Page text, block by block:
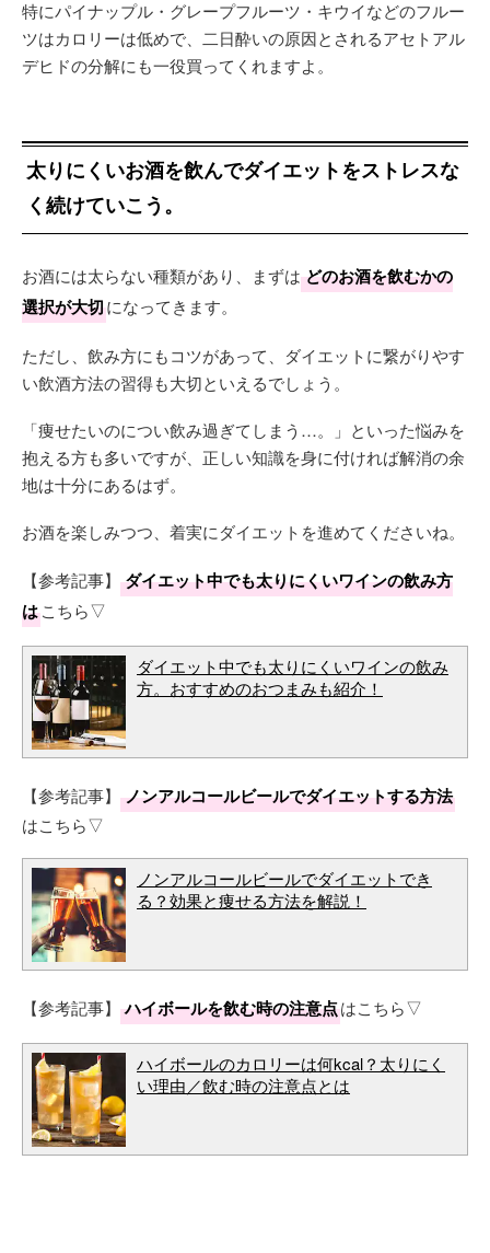
特にパイナップル・グレープフルーツ・キウイなどのフルー
ツはカロリーは低めで、二日酔いの原因とされるアセトアル
デヒドの分解にも一役買ってくれますよ。
太りにくいお酒を飲んでダイエットをストレスな
く続けていこう。
お酒には太らない種類があり、まずは どのお酒を飲むかの
選択が大切になってきます。
ただし、飲み方にもコツがあって、ダイエットに繋がりやす
い飲酒方法の習得も大切といえるでしょう。
「痩せたいのについ飲み過ぎてしまう…。」といった悩みを
抱える方も多いですが、正しい知識を身に付ければ解消の余
地は十分にあるはず。
お酒を楽しみつつ、着実にダイエットを進めてくださいね。
【参考記事】
ダイエット中でも太りにくいワインの飲み方
はこちら▽
ダイエット中でも太りにくいワインの飲み
方。おすすめのおつまみも紹介！
【参考記事】 ノンアルコールビールでダイエットする方法
はこちら▽
ノンアルコールビールでダイエットでき
る？効果と痩せる方法を解説！
【参考記事】 ハイボールを飲む時の注意点はこちら▽
ハイボールのカロリーは何kcal？太りにく
い理由／飲む時の注意点とは